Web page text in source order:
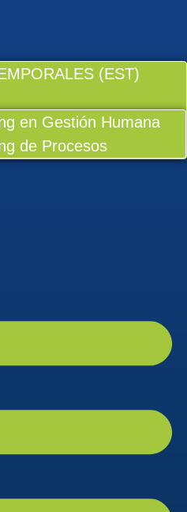
(EST)
en Gestión Humana
de Procesos